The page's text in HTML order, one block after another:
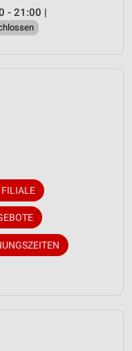
- 21:00 |
FILIALE